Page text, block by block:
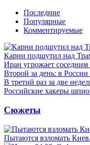
Последние
Популярные
Комментируемые
Карни подшутил над
Иран угрожает
Второй за день: в
В третий раз за две
Российские хакеры
Сюжеты
Пытаются взломать